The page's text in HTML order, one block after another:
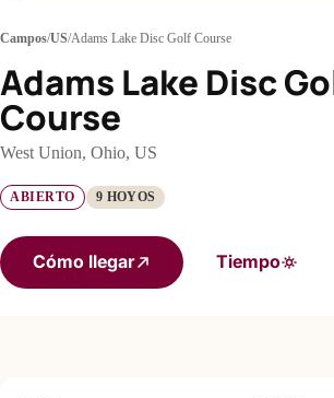
Campos/US/Adams Lake Disc Golf Course
Adams Lake Disc
Course
West Union, Ohio, US
ABIERTO 9 HOYOS
Cómo llegar Tiempo